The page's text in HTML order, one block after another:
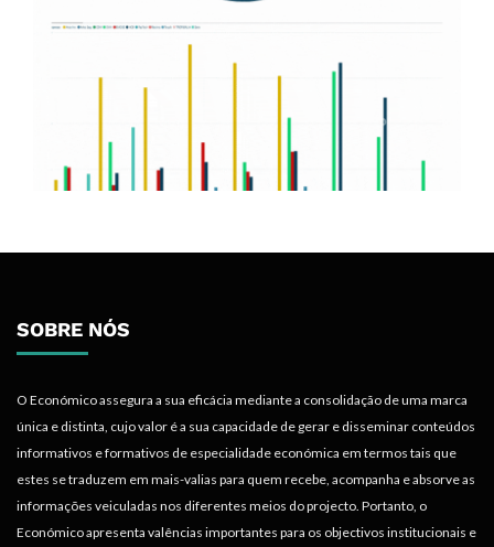
SOBRE NÓS
O Económico assegura a sua eficácia mediante a consolidação de uma marca
única e distinta, cujo valor é a sua capacidade de gerar e disseminar conteúdos
informativos e formativos de especialidade económica em termos tais que
estes se traduzem em mais-valias para quem recebe, acompanha e absorve as
informações veiculadas nos diferentes meios do projecto. Portanto, o
Económico apresenta valências importantes para os objectivos institucionais e